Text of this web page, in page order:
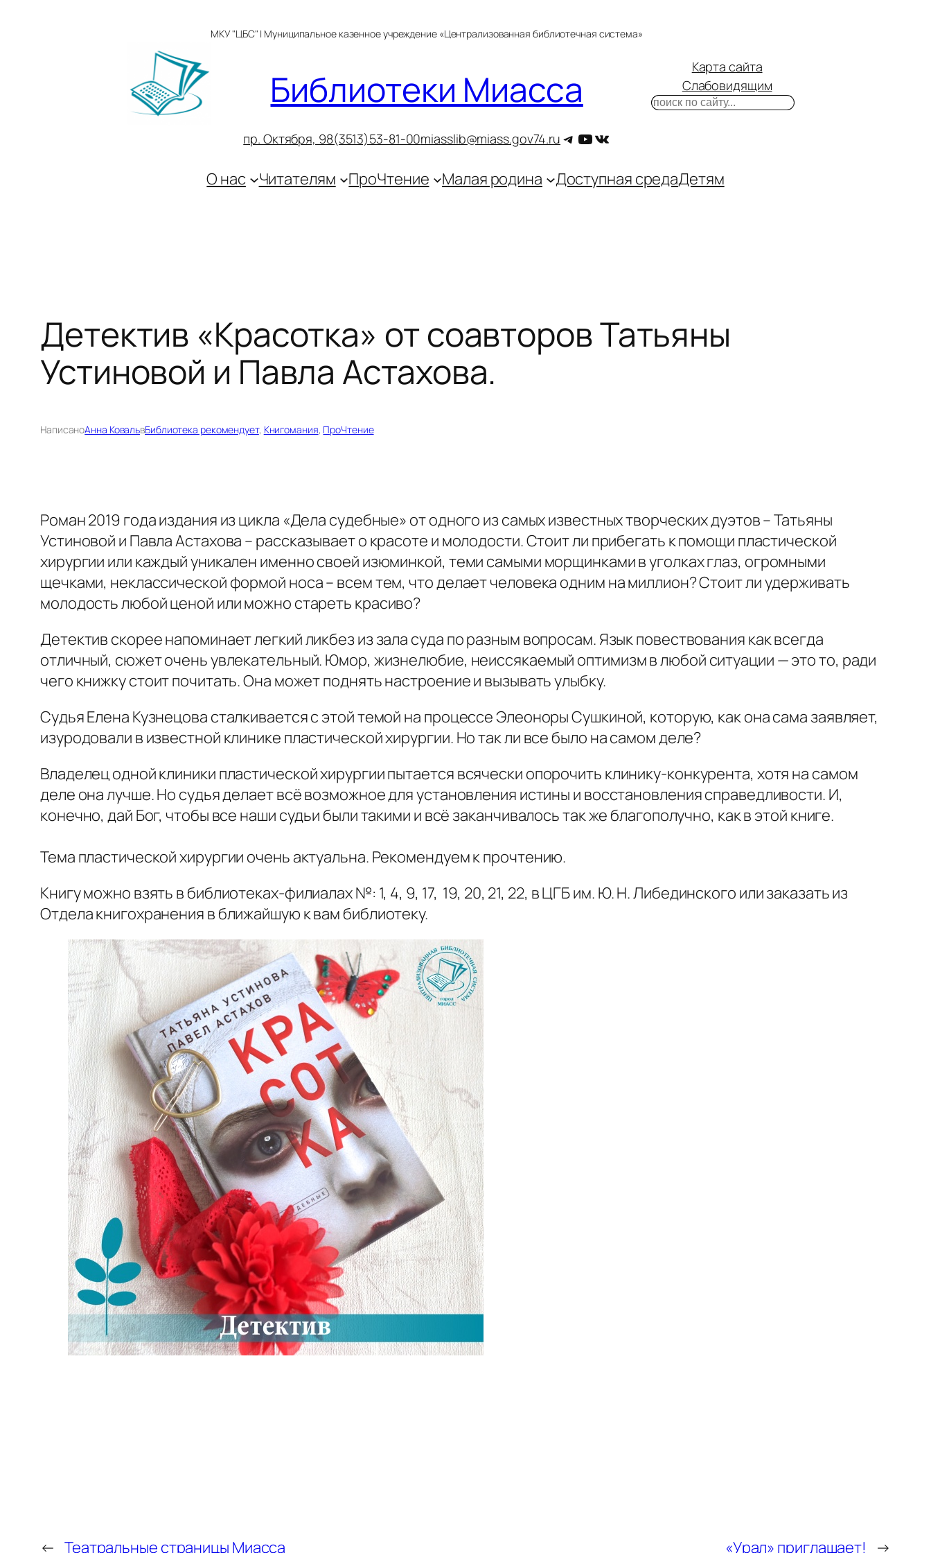
МКУ "ЦБС" | Муниципальное казенное учреждение «Централизованная библиотечная система»
Библиотеки Миасса
пр. Октября, 98(3513)53-81-00miasslib@miass.gov74.ru Telegram
YouTube
ВКонтакте
Карта сайта
Слабовидящим
Поиск
О нас Читателям ПроЧтение Малая родина Доступная средаДетям
Детектив «Красотка» от соавторов Татьяны
Устиновой и Павла Астахова.
НаписаноАнна КовальвБиблиотека рекомендует, Книгомания, ПроЧтение
Роман 2019 года издания из цикла «Дела судебные» от одного из самых известных творческих дуэтов – Татьяны
Устиновой и Павла Астахова – рассказывает о красоте и молодости. Стоит ли прибегать к помощи пластической
хирургии или каждый уникален именно своей изюминкой, теми самыми морщинками в уголках глаз, огромными
щечками, неклассической формой носа – всем тем, что делает человека одним на миллион? Стоит ли удерживать
молодость любой ценой или можно стареть красиво?
Детектив скорее напоминает легкий ликбез из зала суда по разным вопросам. Язык повествования как всегда
отличный, сюжет очень увлекательный. Юмор, жизнелюбие, неиссякаемый оптимизм в любой ситуации — это то, ради
чего книжку стоит почитать. Она может поднять настроение и вызывать улыбку.
Судья Елена Кузнецова сталкивается с этой темой на процессе Элеоноры Сушкиной, которую, как она сама заявляет,
изуродовали в известной клинике пластической хирургии. Но так ли все было на самом деле?
Владелец одной клиники пластической хирургии пытается всячески опорочить клинику-конкурента, хотя на самом
деле она лучше. Но судья делает всё возможное для установления истины и восстановления справедливости. И,
конечно, дай Бог, чтобы все наши судьи были такими и всё заканчивалось так же благополучно, как в этой книге.
Тема пластической хирургии очень актуальна. Рекомендуем к прочтению.
Книгу можно взять в библиотеках-филиалах №: 1, 4, 9, 17, 19, 20, 21, 22, в ЦГБ им. Ю. Н. Либединского или заказать из
Отдела книгохранения в ближайшую к вам библиотеку.
← Театральные страницы Миасса «Урал» приглашает! →